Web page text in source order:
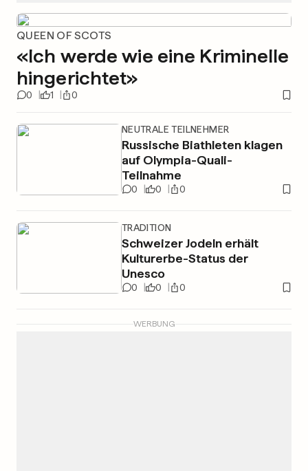
QUEEN OF SCOTS
«Ich werde wie eine Kriminelle
hingerichtet»
0 1 0
NEUTRALE TEILNEHMER
Russische Biathleten klagen
auf Olympia-Quali-
Teilnahme
0 0 0
TRADITION
Schweizer Jodeln erhält
Kulturerbe-Status der
Unesco
0 0 0
WERBUNG